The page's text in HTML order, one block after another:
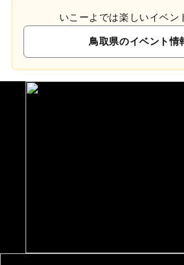
いこーよでは楽しいイベン
鳥取県のイベント情